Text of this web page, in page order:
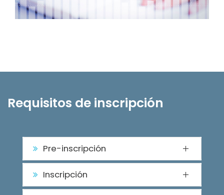
Requisitos de inscripción
Pre-inscripción
Inscripción